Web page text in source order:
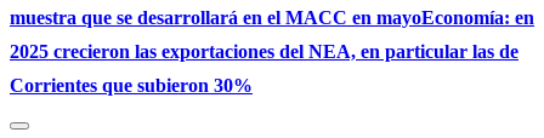
muestra que se desarrollará en el MACC en mayoEconomía: en
2025 crecieron las exportaciones del NEA, en particular las de
Corrientes que subieron 30%